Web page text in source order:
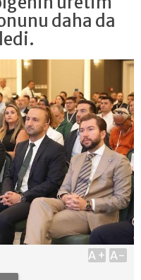
daha da
A+ A-